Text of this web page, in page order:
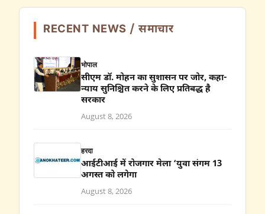
RECENT NEWS / समाचार
भोपाल
सीएम डॉ. मोहन का सुशासन पर जोर, कहा-
न्याय सुनिश्चित करने के लिए प्रतिबद्ध है
सरकार
August 8, 2026
हरदा
आईटीआई में रोजगार मेला ‘युवा संगम 13
अगस्त को लगेगा
August 8, 2026